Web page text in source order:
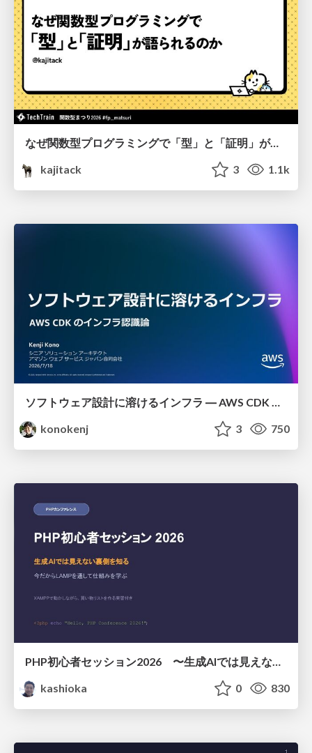
なぜ関数型プログラミングで「型」と「証明」が語られるのか #fp_matsuri
kajitack
3 1.1k
ソフトウェア設計に溶けるインフラ ― AWS CDK のインフラ認識論
konokenj
3 750
PHP初心者セッション2026 〜生成AIでは見えない裏側を知る：今だからLAMPを通して仕組みを学ぶ〜
kashioka
0 830